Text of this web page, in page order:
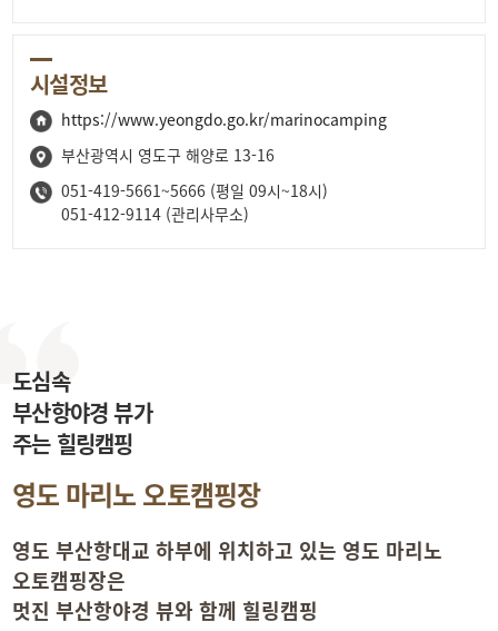
시설정보
https://www.yeongdo.go.kr/marinocamping
부산광역시 영도구 해양로 13-16
051-419-5661~5666 (평일 09시~18시)
051-412-9114 (관리사무소)
도심속
부산항야경 뷰가
주는 힐링캠핑
영도 마리노 오토캠핑장
영도 부산항대교 하부에 위치하고 있는 영도 마리노
오토캠핑장은
멋진 부산항야경 뷰와 함께 힐링캠핑